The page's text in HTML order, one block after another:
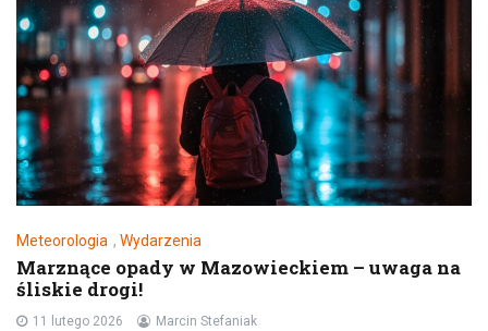
Meteorologia , Wydarzenia
Marznące opady w Mazowieckiem – uwaga na
śliskie drogi!
11 lutego 2026 Marcin Stefaniak